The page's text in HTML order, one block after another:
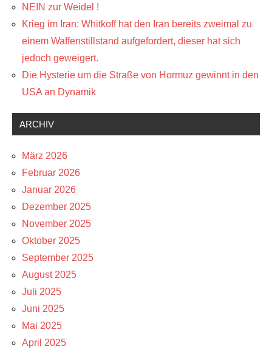
NEIN zur Weidel !
Krieg im Iran: Whitkoff hat den Iran bereits zweimal zu
einem Waffenstillstand aufgefordert, dieser hat sich
jedoch geweigert.
Die Hysterie um die Straße von Hormuz gewinnt in den
USA an Dynamik
ARCHIV
März 2026
Februar 2026
Januar 2026
Dezember 2025
November 2025
Oktober 2025
September 2025
August 2025
Juli 2025
Juni 2025
Mai 2025
April 2025